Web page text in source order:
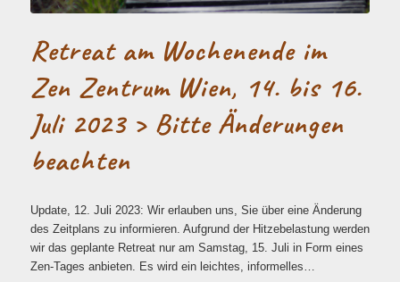
Retreat am Wochenende im
Zen Zentrum Wien, 14. bis 16.
Juli 2023 > Bitte Änderungen
beachten
Update, 12. Juli 2023: Wir erlauben uns, Sie über eine Änderung
des Zeitplans zu informieren. Aufgrund der Hitzebelastung werden
wir das geplante Retreat nur am Samstag, 15. Juli in Form eines
Zen-Tages anbieten. Es wird ein leichtes, informelles…